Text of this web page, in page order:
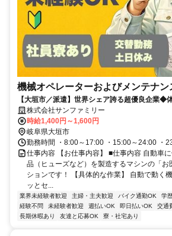
機械オペレーターおよびメンテナン
【大垣市／派遣】世界シェア誇る超優良企業◆
テ＆オペレーター★月収30万円以上可／空調完
る！
株式会社サンファミリー
時給1,400円～1,600円
岐阜県大垣市
勤務時間 ・8:00～17:00 ・15:00～24:00 ・
仕事内容 【お仕事内容】 ■仕事内容 自動車
品（ヒューズなど）を製造するマシンの「お
ションです！ 【具体的な作業】 自動で動く
ッとセ...
業界未経験者歓迎 主婦・主夫歓迎 バイク通勤OK 学
経験不問
未経験者歓迎 週払いOK 即日払いOK 交通
長期休暇あり
友達と応募OK 寮・社宅あり